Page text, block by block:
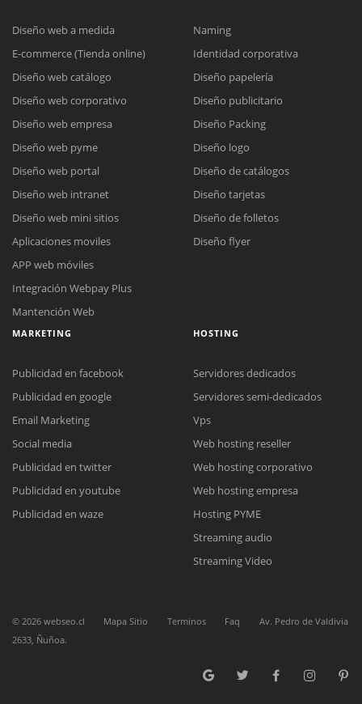
Reunión online
Nuestros ejecutivos le enviarán un correo electrónico con el enlace a
Cotización
Complete el formulario y nos contactaremos a la brevedad.
Chat Online
Todos nuestros ejecutivos están fuera de línea. Complete el formulario
para enviarnos un correo electrónico con sus datos personales.
Diseño web a medida
E-commerce (Tienda online)
Diseño web catálogo
Diseño web corporativo
Diseño web empresa
Diseño web pyme
Diseño web portal
Diseño web intranet
Diseño web mini sitios
Aplicaciones moviles
APP web móviles
Integración Webpay Plus
Mantención Web
Naming
Identidad corporativa
Diseño papelería
Diseño publicitario
Diseño Packing
Diseño logo
Diseño de catálogos
Diseño tarjetas
Diseño de folletos
Diseño flyer
MARKETING
Publicidad en facebook
Publicidad en google
Email Marketing
Social media
Publicidad en twitter
Publicidad en youtube
Publicidad en waze
HOSTING
Servidores dedicados
Servidores semi-dedicados
Vps
Web hosting reseller
Web hosting corporativo
Web hosting empresa
Hosting PYME
Streaming audio
Streaming Video
© 2026 webseo.cl Mapa Sitio Terminos Faq
Av. Pedro de Valdivia
2633, Ñuñoa.